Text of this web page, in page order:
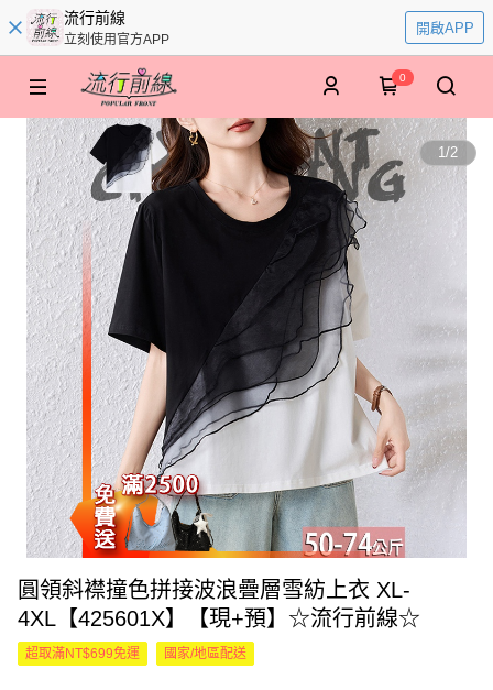
流行前線
立刻使用官方APP
開啟APP
0
1/2
圓領斜襟撞色拼接波浪疊層雪紡上衣 XL-
4XL【425601X】【現+預】☆流行前線☆
超取滿NT$699免運 國家/地區配送